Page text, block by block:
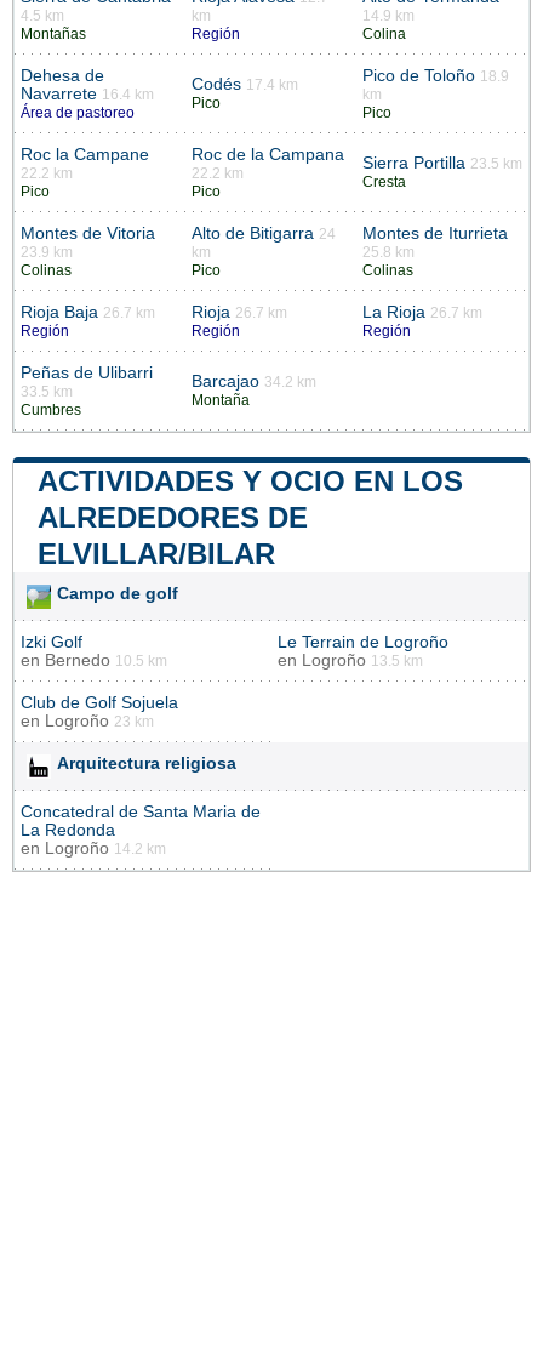
4.5 km
Montañas
km
Región
14.9 km
Colina
Dehesa de
Navarrete 16.4 km
Área de pastoreo
Codés 17.4 km
Pico
Pico de Toloño 18.9
km
Pico
Roc la Campane
22.2 km
Pico
Roc de la Campana
22.2 km
Pico
Sierra Portilla 23.5 km
Cresta
Montes de Vitoria
23.9 km
Colinas
Alto de Bitigarra 24
km
Pico
Montes de Iturrieta
25.8 km
Colinas
Rioja Baja 26.7 km
Región
Rioja 26.7 km
Región
La Rioja 26.7 km
Región
Peñas de Ulibarri
33.5 km
Cumbres
Barcajao 34.2 km
Montaña
ACTIVIDADES Y OCIO EN LOS
ALREDEDORES DE
ELVILLAR/BILAR
Campo de golf
Izki Golf
en Bernedo 10.5 km
Le Terrain de Logroño
en Logroño 13.5 km
Club de Golf Sojuela
en Logroño 23 km
Arquitectura religiosa
Concatedral de Santa Maria de
La Redonda
en Logroño 14.2 km